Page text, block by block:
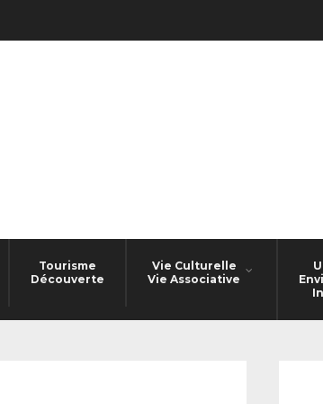
Tourisme
Découverte
Vie Culturelle
Vie Associative